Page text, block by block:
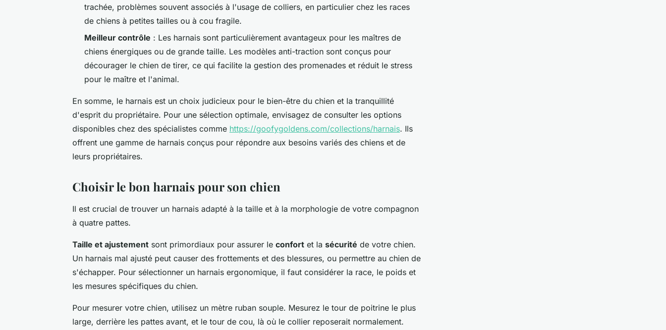
trachée, problèmes souvent associés à l'usage de colliers, en particulier chez les races
de chiens à petites tailles ou à cou fragile.
Meilleur contrôle : Les harnais sont particulièrement avantageux pour les maîtres de
chiens énergiques ou de grande taille. Les modèles anti-traction sont conçus pour
décourager le chien de tirer, ce qui facilite la gestion des promenades et réduit le stress
pour le maître et l'animal.
En somme, le harnais est un choix judicieux pour le bien-être du chien et la tranquillité
d'esprit du propriétaire. Pour une sélection optimale, envisagez de consulter les options
disponibles chez des spécialistes comme https://goofygoldens.com/collections/harnais. Ils
offrent une gamme de harnais conçus pour répondre aux besoins variés des chiens et de
leurs propriétaires.
Choisir le bon harnais pour son chien
Il est crucial de trouver un harnais adapté à la taille et à la morphologie de votre compagnon
à quatre pattes.
Taille et ajustement sont primordiaux pour assurer le confort et la sécurité de votre chien.
Un harnais mal ajusté peut causer des frottements et des blessures, ou permettre au chien de
s'échapper. Pour sélectionner un harnais ergonomique, il faut considérer la race, le poids et
les mesures spécifiques du chien.
Pour mesurer votre chien, utilisez un mètre ruban souple. Mesurez le tour de poitrine le plus
large, derrière les pattes avant, et le tour de cou, là où le collier reposerait normalement.